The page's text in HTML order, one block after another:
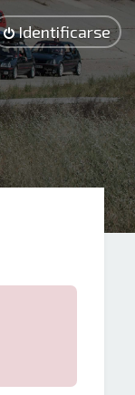
Identificarse